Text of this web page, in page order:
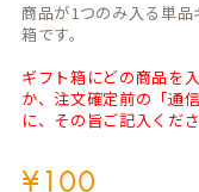
商品が1つのみ入る単品
箱です。
ギフト箱にどの商品を
か、注文確定前の「通信
に、その旨ご記入くださ
¥100